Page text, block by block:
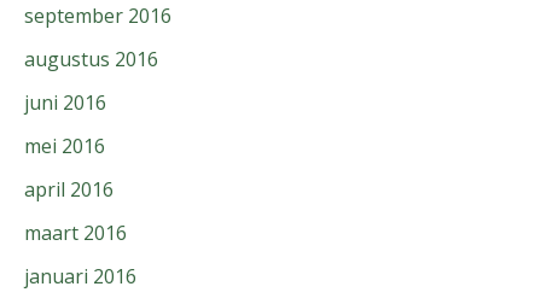
september 2016
augustus 2016
juni 2016
mei 2016
april 2016
maart 2016
januari 2016